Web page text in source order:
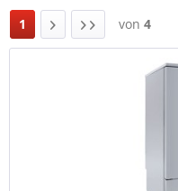
1 von 4